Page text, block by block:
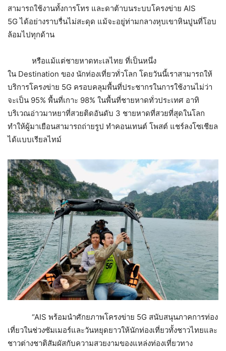
สามารถใช้งานทั้งการโทร และดาต้าบนระบบโครงข่าย AIS
5G ได้อย่างราบรื่นไม่สะดุด แม้จะอยู่ท่ามกลางหุบเขาหินปูนที่โอบ
ล้อมไปทุกด้าน
หรือแม้แต่ชายหาดทะเลไทย ที่เป็นหนึ่ง
ใน Destination ของ นักท่องเที่ยวทั่วโลก โดยวันนี้เราสามารถให้
บริการโครงข่าย 5G ครอบคลุมพื้นที่ประชากรในการใช้งานไม่ว่า
จะเป็น 95% พื้นที่เกาะ 98% ในพื้นที่ชายหาดทั่วประเทศ อาทิ
บริเวณอ่าวมาหยาที่สวยติดอันดับ 3 ชายหาดที่สวยที่สุดในโลก
ทำให้ผู้มาเยือนสามารถถ่ายรูป ทำคอนเทนต์ โพสต์ แชร์ลงโซเชียล
ได้แบบเรียลไทม์
“AIS พร้อมนำศักยภาพโครงข่าย 5G สนับสนุนภาคการท่อง
เที่ยวในช่วงซัมเมอร์และวันหยุดยาวให้นักท่องเที่ยวทั้งชาวไทยและ
ชาวต่างชาติสัมผัสกับความสวยงามของแหล่งท่องเที่ยวทาง